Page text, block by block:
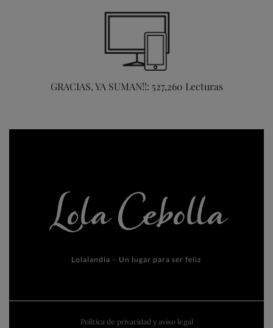
GRACIAS, YA SUMAN!!: 527,260 Lecturas
Lolalandia – Un lugar para ser feliz
Política de privacidad y aviso legal